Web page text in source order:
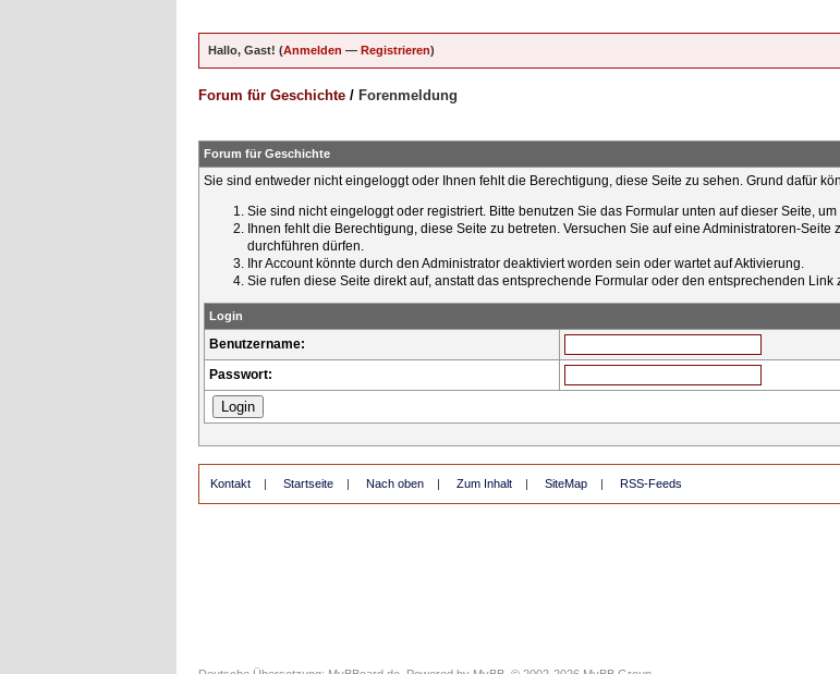
Hallo, Gast! (Anmelden — Registrieren)
Forum für Geschichte / Forenmeldung
Forum für Geschichte
Sie sind entweder nicht eingeloggt oder Ihnen fehlt die Berechtigung, diese Seite zu sehen. Grund dafür
Sie sind nicht eingeloggt oder registriert. Bitte benutzen Sie das Formular unten auf dieser Seite,
Ihnen fehlt die Berechtigung, diese Seite zu betreten. Versuchen Sie auf eine Administratoren-
durchführen dürfen.
Ihr Account könnte durch den Administrator deaktiviert worden sein oder wartet auf Aktivierung.
Sie rufen diese Seite direkt auf, anstatt das entsprechende Formular oder den entsprechenden Link
Login
Benutzername:
Passwort:
Kontakt | Startseite | Nach oben | Zum Inhalt | SiteMap | RSS-Feeds